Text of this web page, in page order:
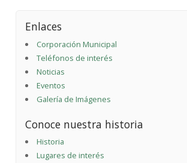
Enlaces
Corporación Municipal
Teléfonos de interés
Noticias
Eventos
Galería de Imágenes
Conoce nuestra historia
Historia
Lugares de interés